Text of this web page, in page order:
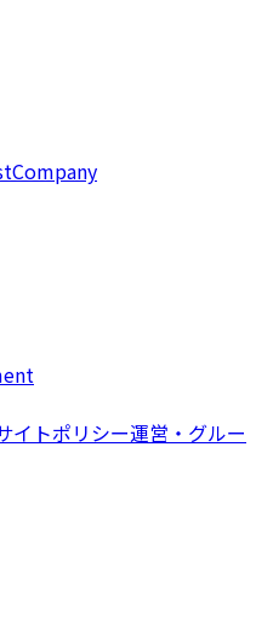
Company
イトポリシー運営・グルー